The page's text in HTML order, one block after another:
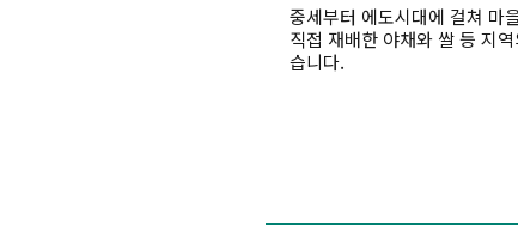
중세부터 에도시대에 걸쳐 마
직접 재배한 야채와 쌀 등 지
습니다.